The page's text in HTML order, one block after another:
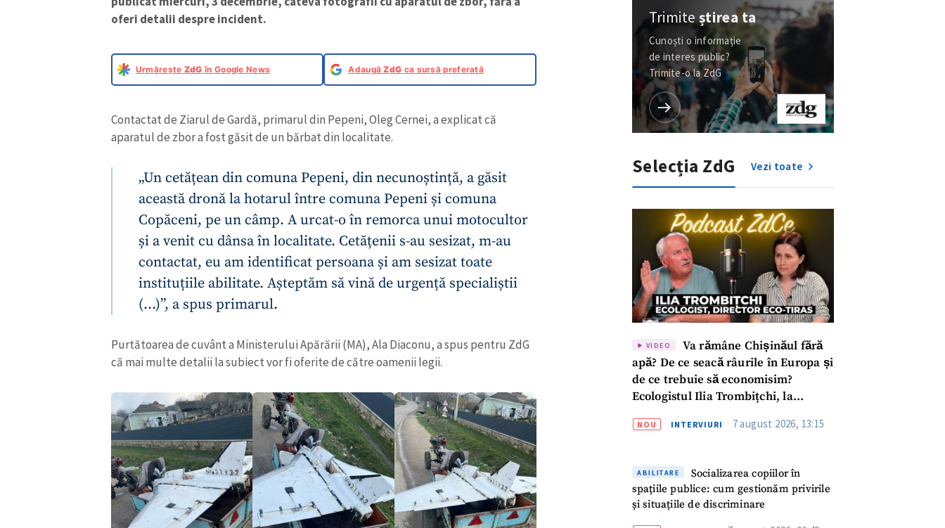
oferi detalii despre incident.
Urmărește ZdG în Google News AdaugăZdG ca sursă preferată
Contactat de Ziarul de Gardă, primarul din Pepeni, Oleg Cernei, a explicat că
aparatul de zbor a fost găsit de un bărbat din localitate.
„Un cetățean din comuna Pepeni, din necunoștință, a găsit
această dronă la hotarul între comuna Pepeni și comuna
Copăceni, pe un câmp. A urcat-o în remorca unui motocultor
și a venit cu dânsa în localitate. Cetățenii s-au sesizat, m-au
contactat, eu am identificat persoana și am sesizat toate
instituțiile abilitate. Așteptăm să vină de urgență specialiștii
(…)”, a spus primarul.
Purtătoarea de cuvânt a Ministerului Apărării (MA), Ala Diaconu, a spus pentru ZdG
că mai multe detalii la subiect vor fi oferite de către oamenii legii.
Trimiteștirea ta
Cunoști o informație
de interes public?
Trimite-o la ZdG
Selecția ZdG Vezi toate
VIDEO
Va rămâne Chișinăul fără
apă? De ce seacă râurile în Europa și
de ce trebuie să economisim?
Ecologistul Ilia Trombițchi, la
NOU INTERVIURI 7 august 2026, 13:15
ABILITARE
Socializarea copiilor în
spațiile publice: cum gestionăm privirile
și situațiile de discriminare
Titlu știre + Adaugă titlu
Link media + Link media
Mesajul știrei + Mesajul știrei
+ Numele meu
Am citit și sunt de acord cupolitica de